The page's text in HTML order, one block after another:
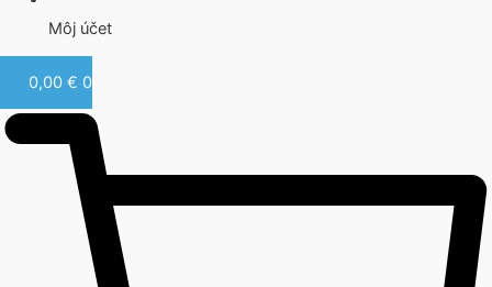
Môj účet
0,00 € 0